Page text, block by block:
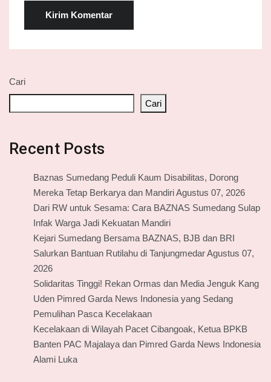
Cari
Cari
Recent Posts
Baznas Sumedang Peduli Kaum Disabilitas, Dorong
Mereka Tetap Berkarya dan Mandiri Agustus 07, 2026
Dari RW untuk Sesama: Cara BAZNAS Sumedang Sulap
Infak Warga Jadi Kekuatan Mandiri
Kejari Sumedang Bersama BAZNAS, BJB dan BRI
Salurkan Bantuan Rutilahu di Tanjungmedar Agustus 07,
2026
Solidaritas Tinggi! Rekan Ormas dan Media Jenguk Kang
Uden Pimred Garda News Indonesia yang Sedang
Pemulihan Pasca Kecelakaan
Kecelakaan di Wilayah Pacet Cibangoak, Ketua BPKB
Banten PAC Majalaya dan Pimred Garda News Indonesia
Alami Luka